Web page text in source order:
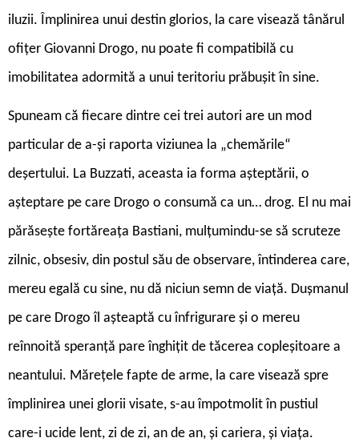
iluzii. Împlinirea unui destin glorios, la care visează tânărul
ofițer Giovanni Drogo, nu poate fi compatibilă cu
imobilitatea adormită a unui teritoriu prăbușit în sine.
Spuneam că fiecare dintre cei trei autori are un mod
particular de a-și raporta viziunea la „chemările“
deșertului. La Buzzati, aceasta ia forma așteptării, o
așteptare pe care Drogo o consumă ca un… drog. El nu mai
părăsește fortăreața Bastiani, mulțumindu-se să scruteze
zilnic, obsesiv, din postul său de observare, întinderea care,
mereu egală cu sine, nu dă niciun semn de viață. Dușmanul
pe care Drogo îl așteaptă cu înfrigurare și o mereu
reînnoită speranță pare înghițit de tăcerea copleșitoare a
neantului. Mărețele fapte de arme, la care visează spre
împlinirea unei glorii visate, s-au împotmolit în pustiul
care-i ucide lent, zi de zi, an de an, și cariera, și viața.